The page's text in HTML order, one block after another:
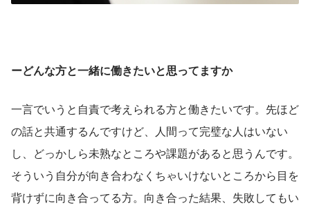
ーどんな方と一緒に働きたいと思ってますか
一言でいうと自責で考えられる方と働きたいです。先ほど
の話と共通するんですけど、人間って完璧な人はいない
し、どっかしら未熟なところや課題があると思うんです。
そういう自分が向き合わなくちゃいけないところから目を
背けずに向き合ってる方。向き合った結果、失敗してもい